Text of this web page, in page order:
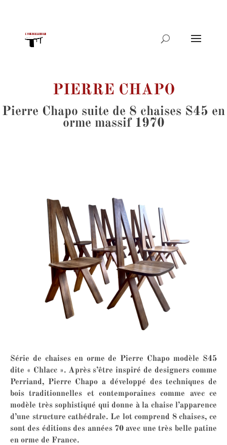
produits
PIERRE CHAPO
Pierre Chapo suite de 8 chaises S45 en
orme massif 1970
Série de chaises en orme de Pierre Chapo modèle S45
dite « Chlacc ». Après s’être inspiré de designers comme
Perriand, Pierre Chapo a développé des techniques de
bois traditionnelles et contemporaines comme avec ce
modèle très sophistiqué qui donne à la chaise l’apparence
d’une structure cathédrale. Le lot comprend 8 chaises, ce
sont des éditions des années 70 avec une très belle patine
en orme de France.